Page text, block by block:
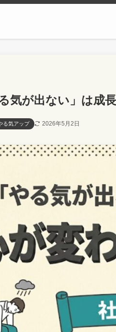
る気が出ない」は成
る気アップ 2026年5月2日